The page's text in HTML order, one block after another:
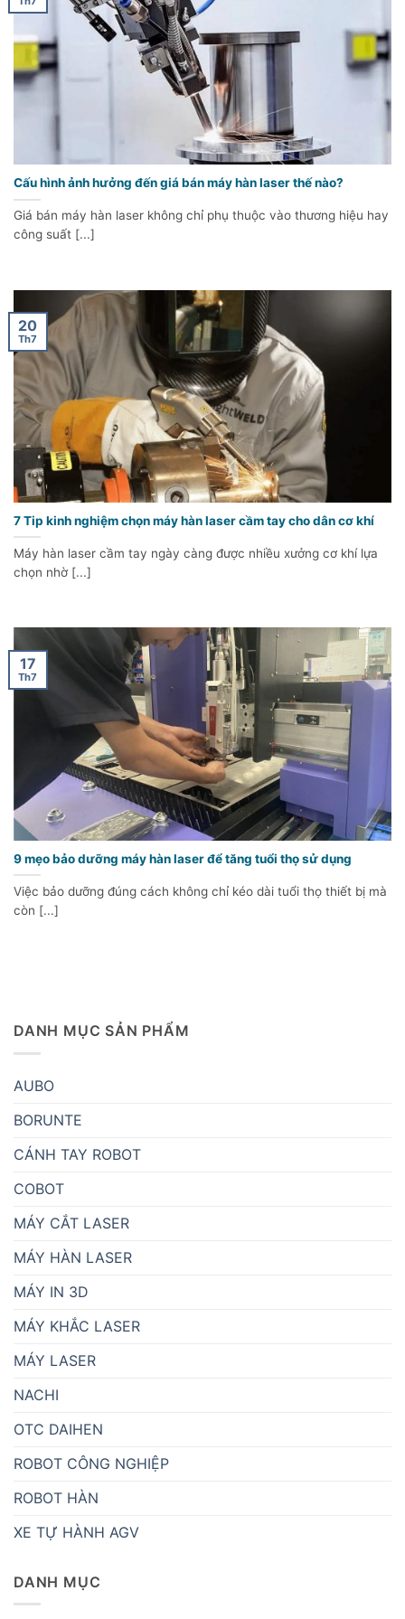
Cấu hình ảnh hưởng đến giá bán máy hàn laser thế nào?
Giá bán máy hàn laser không chỉ phụ thuộc vào thương hiệu hay
công suất [...]
7 Tip kinh nghiệm chọn máy hàn laser cầm tay cho dân cơ khí
Máy hàn laser cầm tay ngày càng được nhiều xưởng cơ khí lựa
chọn nhờ [...]
20
Th7
9 mẹo bảo dưỡng máy hàn laser để tăng tuổi thọ sử dụng
Việc bảo dưỡng đúng cách không chỉ kéo dài tuổi thọ thiết bị mà
còn [...]
17
Th7
DANH MỤC SẢN PHẨM
AUBO
BORUNTE
CÁNH TAY ROBOT
COBOT
MÁY CẮT LASER
MÁY HÀN LASER
MÁY IN 3D
MÁY KHẮC LASER
MÁY LASER
NACHI
OTC DAIHEN
ROBOT CÔNG NGHIỆP
ROBOT HÀN
XE TỰ HÀNH AGV
DANH MỤC